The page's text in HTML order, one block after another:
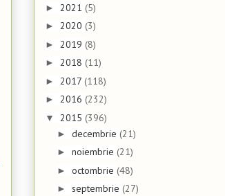
► 2021 (5)
► 2020 (3)
► 2019 (8)
► 2018 (11)
► 2017 (118)
► 2016 (232)
▼ 2015 (396)
► decembrie (21)
► noiembrie (21)
► octombrie (48)
► septembrie (27)